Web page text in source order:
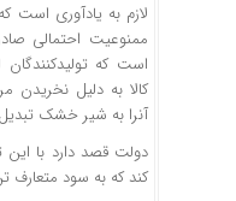
لازم به یادآوری
ممنوعیت احتمالی
است که
کالا به دلیل نخریدن
آنرا به شیر خشک
دولت قصد دارد با
کند که به سود متعارف